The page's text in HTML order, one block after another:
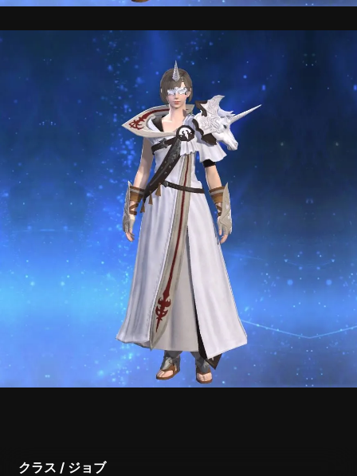
クラス / ジョブ